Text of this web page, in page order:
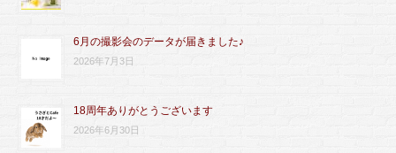
6月の撮影会のデータが届きました♪
2026年7月3日
18周年ありがとうございます
2026年6月30日